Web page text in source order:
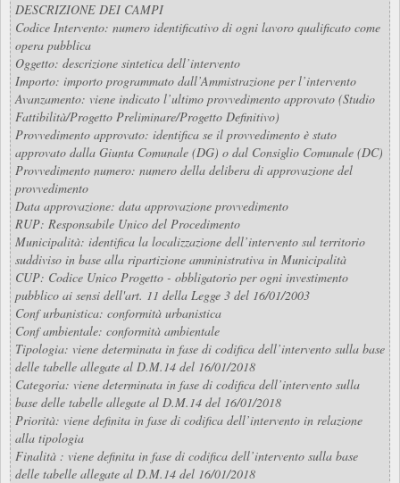
DESCRIZIONE DEI CAMPI
Codice Intervento: numero identificativo di ogni lavoro qualificato come
opera pubblica
Oggetto: descrizione sintetica dell’intervento
Importo: importo programmato dall’Ammistrazione per l’intervento
Avanzamento: viene indicato l’ultimo provvedimento approvato (Studio
Fattibilità/Progetto Preliminare/Progetto Definitivo)
Provvedimento approvato: identifica se il provvedimento è stato
approvato dalla Giunta Comunale (DG) o dal Consiglio Comunale (DC)
Provvedimento numero: numero della delibera di approvazione del
provvedimento
Data approvazione: data approvazione provvedimento
RUP: Responsabile Unico del Procedimento
Municipalità: identifica la localizzazione dell’intervento sul territorio
suddiviso in base alla ripartizione amministrativa in Municipalità
CUP: Codice Unico Progetto - obbligatorio per ogni investimento
pubblico ai sensi dell'art. 11 della Legge 3 del 16/01/2003
Conf urbanistica: conformità urbanistica
Conf ambientale: conformità ambientale
Tipologia: viene determinata in fase di codifica dell’intervento sulla base
delle tabelle allegate al D.M.14 del 16/01/2018
Categoria: viene determinata in fase di codifica dell’intervento sulla
base delle tabelle allegate al D.M.14 del 16/01/2018
Priorità: viene definita in fase di codifica dell’intervento in relazione
alla tipologia
Finalità : viene definita in fase di codifica dell’intervento sulla base
delle tabelle allegate al D.M.14 del 16/01/2018